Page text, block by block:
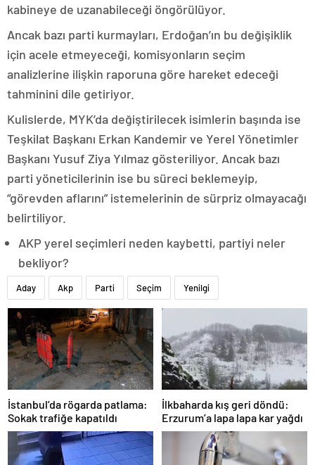
kabineye de uzanabileceği öngörülüyor.
Ancak bazı parti kurmayları, Erdoğan’ın bu değişiklik
için acele etmeyeceği, komisyonların seçim
analizlerine ilişkin raporuna göre hareket edeceği
tahminini dile getiriyor.
Kulislerde, MYK’da değiştirilecek isimlerin başında ise
Teşkilat Başkanı Erkan Kandemir ve Yerel Yönetimler
Başkanı Yusuf Ziya Yılmaz gösteriliyor. Ancak bazı
parti yöneticilerinin ise bu süreci beklemeyip,
“görevden aflarını” istemelerinin de sürpriz olmayacağı
belirtiliyor.
AKP yerel seçimleri neden kaybetti, partiyi neler
bekliyor?
Aday Akp Parti Seçim Yenilgi
İstanbul’da rögarda patlama:
Sokak trafiğe kapatıldı
İlkbaharda kış geri döndü:
Erzurum’a lapa lapa kar yağdı